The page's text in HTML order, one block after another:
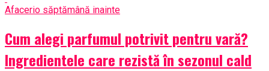
Afacerio săptămână inainte
Cum alegi parfumul potrivit pentru vară?
Ingredientele care rezistă în sezonul cald